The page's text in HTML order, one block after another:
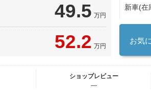
49.5 万円
52.2 万円
新車(在
お気
ショップレビュー
―